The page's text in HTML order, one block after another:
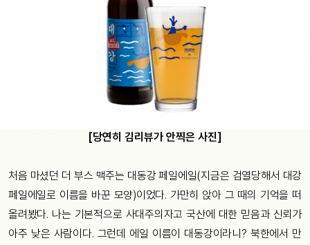
[당연히 김리뷰가 안찍은 사진]
처음 마셨던 더 부스 맥주는 대동강 페일에일(지금은 검열당해서 대강
페일에일로 이름을 바꾼 모양)이었다. 가만히 앉아 그 때의 기억을 떠
올려봤다. 나는 기본적으로 사대주의자고 국산에 대한 믿음과 신뢰가
아주 낮은 사람이다. 그런데 에일 이름이 대동강이라니? 북한에서 만